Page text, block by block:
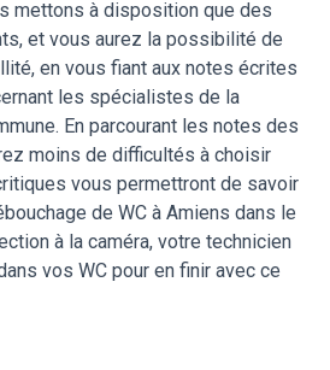
mettons à disposition que des
et vous aurez la possibilité de
en vous fiant aux notes écrites
les spécialistes de la
En parcourant les notes des
moins de difficultés à choisir
vous permettront de savoir
de WC à Amiens dans le
à la caméra, votre technicien
vos WC pour en finir avec ce